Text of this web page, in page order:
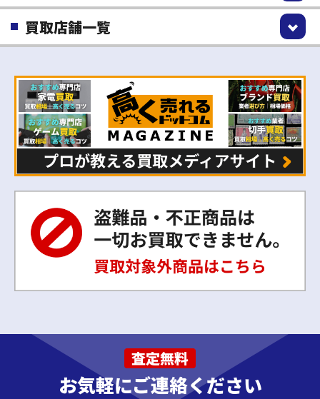
買取店舗一覧
査定無料
お気軽にご連絡ください